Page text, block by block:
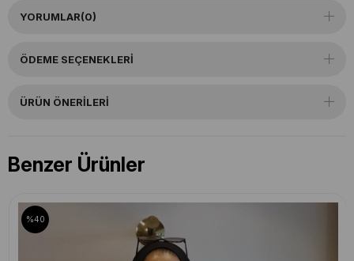
YORUMLAR(0)
ÖDEME SEÇENEKLERI
ÜRÜN ÖNERILERI
Benzer Ürünler
%40